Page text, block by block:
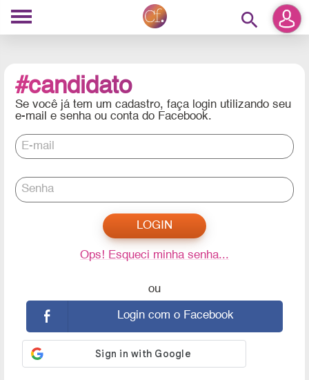
search
#candidato
Se você já tem um cadastro, faça login utilizando seu
e-mail e senha ou conta do Facebook.
E-mail
Senha
Ops! Esqueci minha senha...
ou
Login com o Facebook